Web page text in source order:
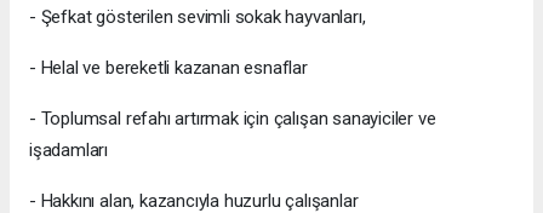
- Şefkat gösterilen sevimli sokak hayvanları,
- Helal ve bereketli kazanan esnaflar
- Toplumsal refahı artırmak için çalışan sanayiciler ve
işadamları
- Hakkını alan, kazancıyla huzurlu çalışanlar